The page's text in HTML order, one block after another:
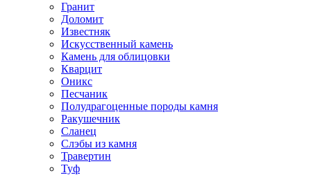
Гранит
Доломит
Известняк
Искусственный камень
Камень для облицовки
Кварцит
Оникс
Песчаник
Полудрагоценные породы камня
Ракушечник
Сланец
Слэбы из камня
Травертин
Туф